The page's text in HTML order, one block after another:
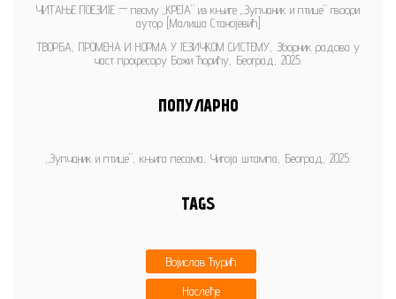
ЧИТАЊЕ ПОЕЗИЈЕ — песму „КРЕЈА” из књиге „Зупчаник и птице” гвоори
аутор [Малиша Станојевић]
ТВОРБА, ПРОМЕНА И НОРМА У ЈЕЗИЧКОМ СИСТЕМУ, Зборник радова у
част професору Божи Ћорићу, Београд, 2025.
ПОПУЛАРНО
„Зупчаник и птице”, књига песама, Чигоја штампа, Београд, 2025.
TAGS
Војислав Ђурић
Наслеђе